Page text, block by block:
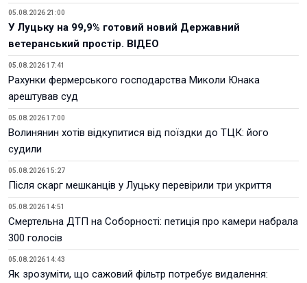
05.08.2026 21:00
У Луцьку на 99,9% готовий новий Державний
ветеранський простір. ВІДЕО
05.08.2026 17:41
Рахунки фермерського господарства Миколи Юнака
арештував суд
05.08.2026 17:00
Волинянин хотів відкупитися від поїздки до ТЦК: його
судили
05.08.2026 15:27
Після скарг мешканців у Луцьку перевірили три укриття
05.08.2026 14:51
Смертельна ДТП на Соборності: петиція про камери набрала
300 голосів
05.08.2026 14:43
Як зрозуміти, що сажовий фільтр потребує видалення: